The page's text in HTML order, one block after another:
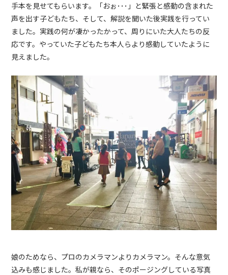
手本を見せてもらいます。「おぉ･･･」と緊張と感動の含まれた
声を出す子どもたち、そして、解説を聞いた後実践を行ってい
ました。実践の何が凄かったかって、周りにいた大人たちの反
応です。やっていた子どもたち本人らより感動していたように
見えました。
娘のためなら、プロのカメラマンよりカメラマン。そんな意気
込みも感じました。私が親なら、そのポージングしている写真